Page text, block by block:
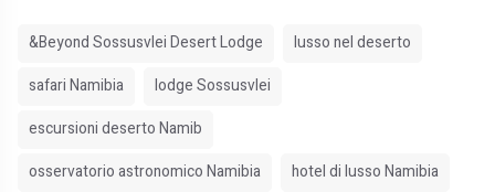
&Beyond Sossusvlei Desert Lodge
lusso nel deserto
safari Namibia
lodge Sossusvlei
escursioni deserto Namib
osservatorio astronomico Namibia
hotel di lusso Namibia